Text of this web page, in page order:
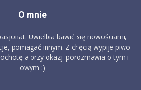
O mnie
Uwielbia bawić się nowościami,
pomagać innym. Z chęcią wypije piwo
a przy okazji porozmawia o tym i
owym :)